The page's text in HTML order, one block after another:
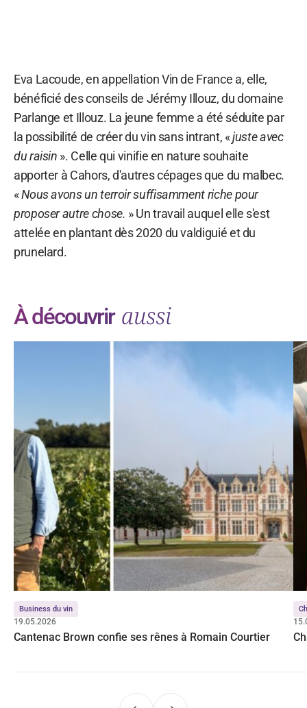
Eva Lacoude, en appellation Vin de France a, elle,
bénéficié des conseils de Jérémy Illouz, du domaine
Parlange et Illouz. La jeune femme a été séduite par
la possibilité de créer du vin sans intrant, «juste avec
du raisin ». Celle qui vinifie en nature souhaite
apporter à Cahors, d'autres cépages que du malbec.
«Nous avons un terroir suffisamment riche pour
proposer autre chose. » Un travail auquel elle s'est
attelée en plantant dès 2020 du valdiguié et du
prunelard.
À découvrir aussi
Business du vin
19.05.2026
Cantenac Brown confie ses rênes à Romain Courtier